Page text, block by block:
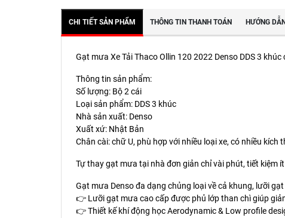
CHI TIẾT SẢN PHẨM THÔNG TIN THANH TOÁN HƯỚNG
Gạt mưa Xe Tải Thaco Ollin 120 2022 Denso DDS 3
Thông tin sản phẩm:
Số lượng: Bộ 2 cái
Loại sản phẩm: DDS 3 khúc
Nhà sản xuất: Denso
Xuất xứ: Nhật Bản
Chân cài: chữ U, phù hợp với nhiều loại xe, có nhiều
Tự thay gạt mưa tại nhà đơn giản chỉ vài phút, tiết kiệm
Gạt mưa Denso đa dạng chủng loại về cả khung, lưỡi
👉 Lưỡi gạt mưa cao cấp được phủ lớp than chì giúp
👉 Thiết kế khí động học Aerodynamic & Low profile